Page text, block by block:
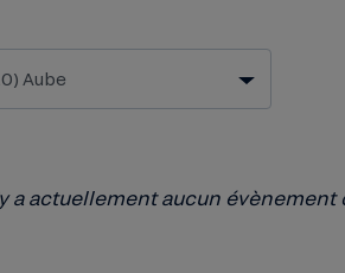
Aube
a actuellement aucun